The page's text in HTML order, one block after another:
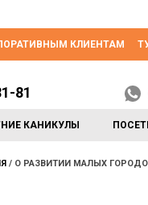
КЛИЕНТАМ
КАНИКУЛЫ
81
О РАЗВИТИИ МАЛЫХ